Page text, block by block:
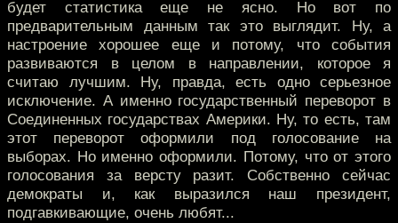
будет статистика еще не ясно. Но вот по
предварительным данным так это выглядит. Ну, а
настроение хорошее еще и потому, что события
развиваются в целом в направлении, которое я
считаю лучшим. Ну, правда, есть одно серьезное
исключение. А именно государственный переворот в
Соединенных государствах Америки. Ну, то есть, там
этот переворот оформили под голосование на
выборах. Но именно оформили. Потому, что от этого
голосования за версту разит. Собственно сейчас
демократы и, как выразился наш президент,
подгавкивающие, очень любят...